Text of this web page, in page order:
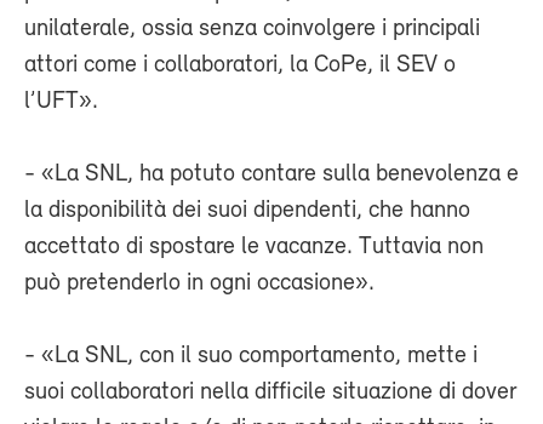
unilaterale, ossia senza coinvolgere i principali
attori come i collaboratori, la CoPe, il SEV o
l’UFT».
- «La SNL, ha potuto contare sulla benevolenza e
la disponibilità dei suoi dipendenti, che hanno
accettato di spostare le vacanze. Tuttavia non
può pretenderlo in ogni occasione».
- «La SNL, con il suo comportamento, mette i
suoi collaboratori nella difficile situazione di dover